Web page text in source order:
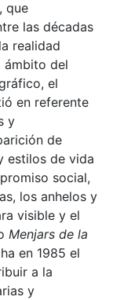
que
las décadas
realidad
ámbito del
el
en referente
y
de
estilos de vida
social,
los anhelos y
visible y el
Menjars de la
en 1985 el
a la
y